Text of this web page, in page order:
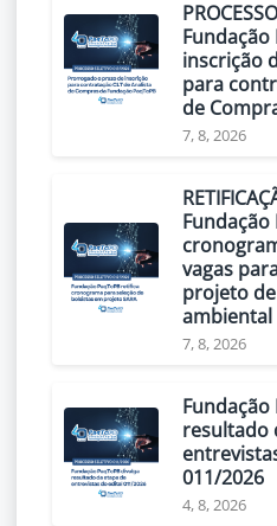
inscrição
para
de
7, 8, 2026
Fundação
vagas
projeto
ambiental
7, 8, 2026
Fundação
resultado
011/2026
4, 8, 2026